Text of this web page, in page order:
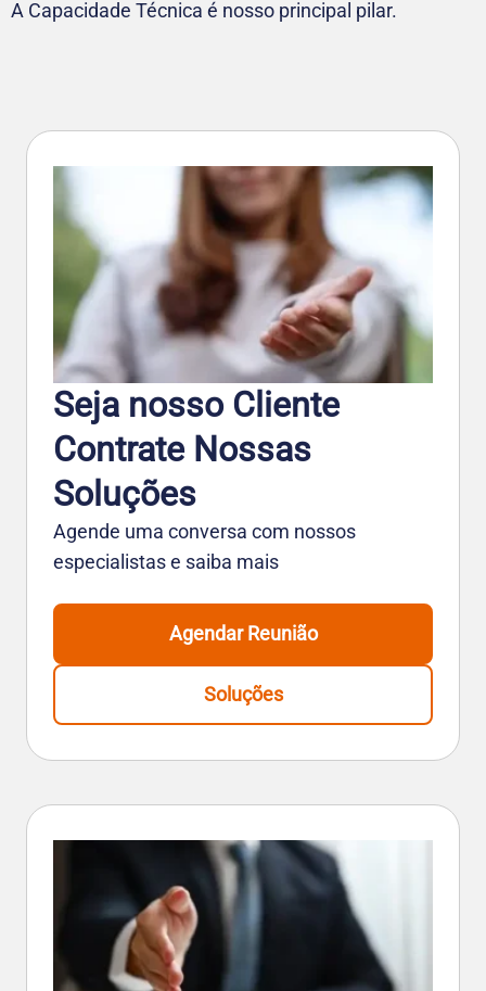
A Capacidade Técnica é nosso principal pilar.
Seja nosso Cliente
Contrate Nossas
Soluções
Agende uma conversa com nossos
especialistas e saiba mais
Agendar Reunião
Soluções